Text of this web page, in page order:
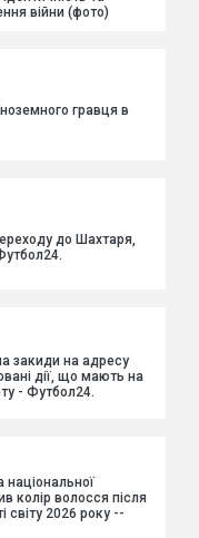
війни (фото)
гравця в
до Шахтаря,
закиди на адресу
дії, що мають на
- Футбол24.
національної
колір волосся після
світу 2026 року --